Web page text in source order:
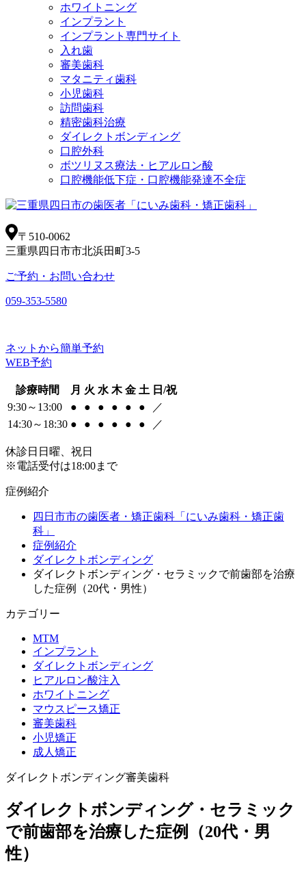
ホワイトニング
インプラント
インプラント専門サイト
入れ歯
審美歯科
マタニティ歯科
小児歯科
訪問歯科
精密歯科治療
ダイレクトボンディング
口腔外科
ボツリヌス療法・ヒアルロン酸
口腔機能低下症・口腔機能発達不全症
〒510-0062
三重県四日市市北浜田町3-5
ご予約・お問い合わせ
059-353-5580
ネットから簡単予約
WEB予約
診療時間 月 火 水 木 金 土 日/祝
9:30～13:00
● ● ● ● ● ●
／
14:30～18:30 ● ● ● ● ● ● ／
休診日 日曜、祝日
※電話受付は18:00まで
症例紹介
四日市市の歯医者・矯正歯科「にいみ歯科・矯正歯
科」
症例紹介
ダイレクトボンディング
ダイレクトボンディング・セラミックで前歯部を治療
した症例（20代・男性）
カテゴリー
MTM
インプラント
ダイレクトボンディング
ヒアルロン酸注入
ホワイトニング
マウスピース矯正
審美歯科
小児矯正
成人矯正
ダイレクトボンディング審美歯科
ダイレクトボンディング・セラミック
で前歯部を治療した症例（20代・男
性）